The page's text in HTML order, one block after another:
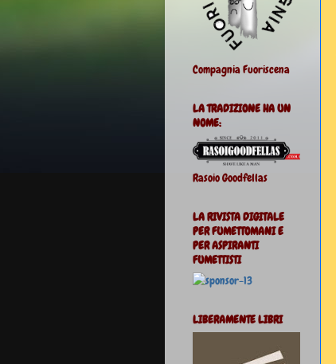
Compagnia Fuoriscena
LA TRADIZIONE HA UN
NOME:
Rasoio Goodfellas
LA RIVISTA DIGITALE
PER FUMETTOMANI E
PER ASPIRANTI
FUMETTISTI
LIBERAMENTE LIBRI